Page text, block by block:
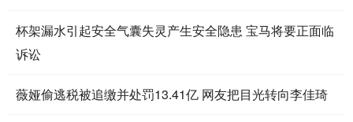
杯架漏水引起安全气囊失灵产生安全隐患 宝马将要正面临
诉讼
薇娅偷逃税被追缴并处罚13.41亿 网友把目光转向李佳琦